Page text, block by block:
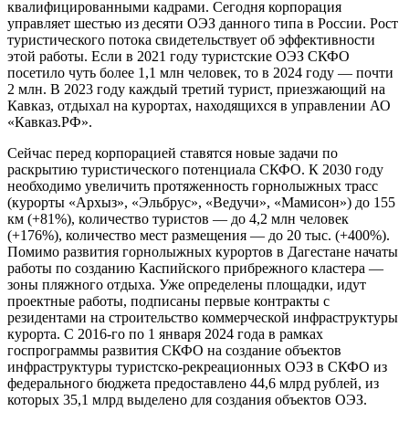
квалифицированными кадрами. Сегодня корпорация
управляет шестью из десяти ОЭЗ данного типа в России. Рост
туристического потока свидетельствует об эффективности
этой работы. Если в 2021 году туристские ОЭЗ СКФО
посетило чуть более 1,1 млн человек, то в 2024 году — почти
2 млн. В 2023 году каждый третий турист, приезжающий на
Кавказ, отдыхал на курортах, находящихся в управлении АО
«Кавказ.РФ».
Сейчас перед корпорацией ставятся новые задачи по
раскрытию туристического потенциала СКФО. К 2030 году
необходимо увеличить протяженность горнолыжных трасс
(курорты «Архыз», «Эльбрус», «Ведучи», «Мамисон») до 155
км (+81%), количество туристов — до 4,2 млн человек
(+176%), количество мест размещения — до 20 тыс. (+400%).
Помимо развития горнолыжных курортов в Дагестане начаты
работы по созданию Каспийского прибрежного кластера —
зоны пляжного отдыха. Уже определены площадки, идут
проектные работы, подписаны первые контракты с
резидентами на строительство коммерческой инфраструктуры
курорта. С 2016-го по 1 января 2024 года в рамках
госпрограммы развития СКФО на создание объектов
инфраструктуры туристско-рекреационных ОЭЗ в СКФО из
федерального бюджета предоставлено 44,6 млрд рублей, из
которых 35,1 млрд выделено для создания объектов ОЭЗ.